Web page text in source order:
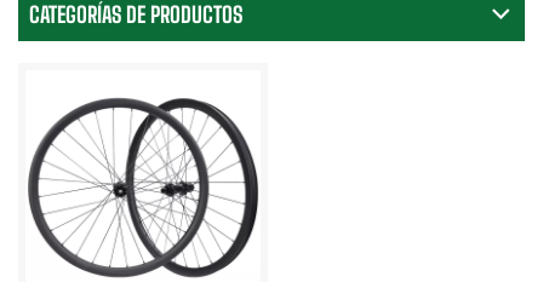
CATEGORÍAS DE PRODUCTOS